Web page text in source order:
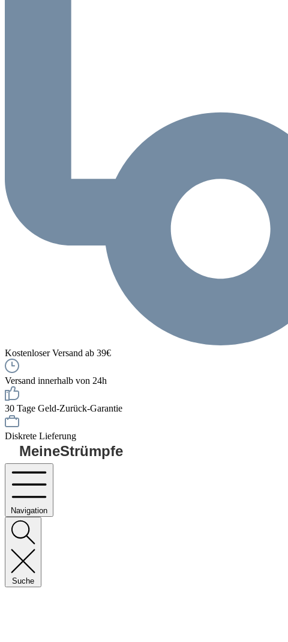
Kostenloser Versand ab 39€
Versand innerhalb von 24h
30 Tage Geld-Zurück-Garantie
Diskrete Lieferung
MeineStrümpfe
Navigation
Suche